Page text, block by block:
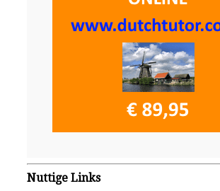
Nuttige Links